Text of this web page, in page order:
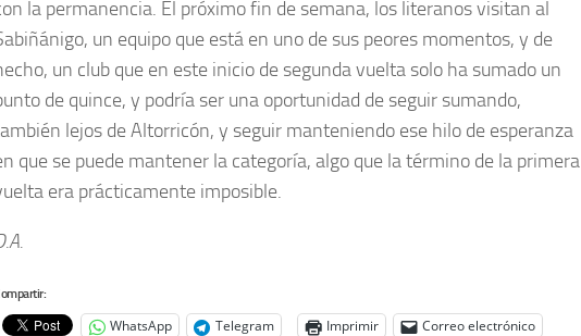
la permanencia. El próximo fin de semana, los literanos visitan al
un equipo que está en uno de sus peores momentos, y de
un club que en este inicio de segunda vuelta solo ha sumado un
de quince, y podría ser una oportunidad de seguir sumando,
lejos de Altorricón, y seguir manteniendo ese hilo de esperanza
que se puede mantener la categoría, algo que la término de la primera
era prácticamente imposible.
WhatsApp Telegram Imprimir Correo electrónico